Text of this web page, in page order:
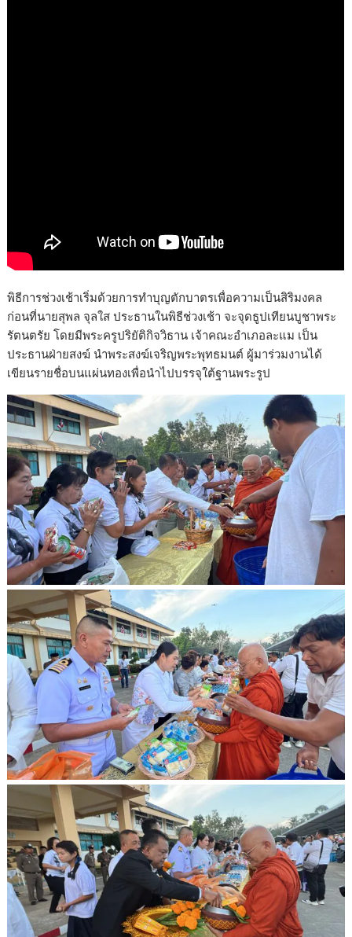
พิธีการช่วงเช้าเริ่มด้วยการทำบุญตักบาตรเพื่อความเป็นสิริมงคล
ก่อนที่นายสุพล จุลใส ประธานในพิธีช่วงเช้า จะจุดธูปเทียนบูชาพระ
รัตนตรัย โดยมีพระครูปริยัติกิจวิธาน เจ้าคณะอำเภอละแม เป็น
ประธานฝ่ายสงฆ์ นำพระสงฆ์เจริญพระพุทธมนต์ ผู้มาร่วมงานได้
เขียนรายชื่อบนแผ่นทองเพื่อนำไปบรรจุใต้ฐานพระรูป